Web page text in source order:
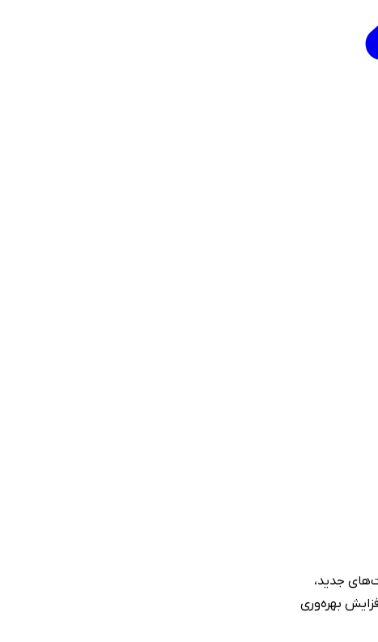
جدید،
بهره‌وری